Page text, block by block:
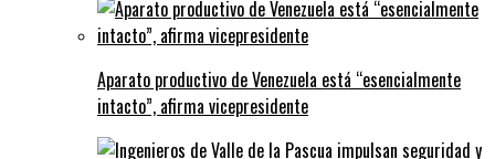
Aparato productivo de Venezuela está “esencialmente
intacto”, afirma vicepresidente